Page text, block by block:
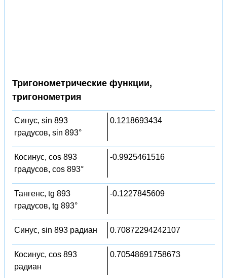
Тригонометрические функции,
тригонометрия
Синус, sin 893
градусов, sin 893°
0.1218693434
Косинус, cos 893
градусов, cos 893°
-0.9925461516
Тангенс, tg 893
градусов, tg 893°
-0.1227845609
Синус, sin 893 радиан 0.70872294242107
Косинус, cos 893
радиан
0.70548691758673